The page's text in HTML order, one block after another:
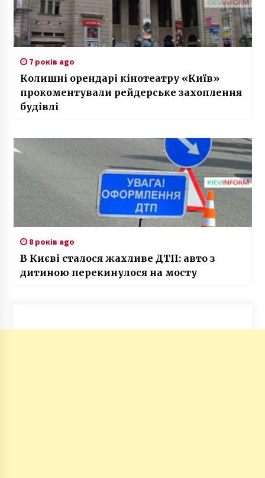
7 років ago
Колишні орендарі кінотеатру «Київ»
прокоментували рейдерське захоплення
будівлі
8 років ago
В Києві сталося жахливе ДТП: авто з
дитиною перекинулося на мосту